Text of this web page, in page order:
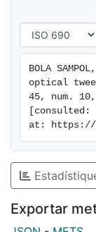
BOLA
optical
45, num.
at: https://
Exportar